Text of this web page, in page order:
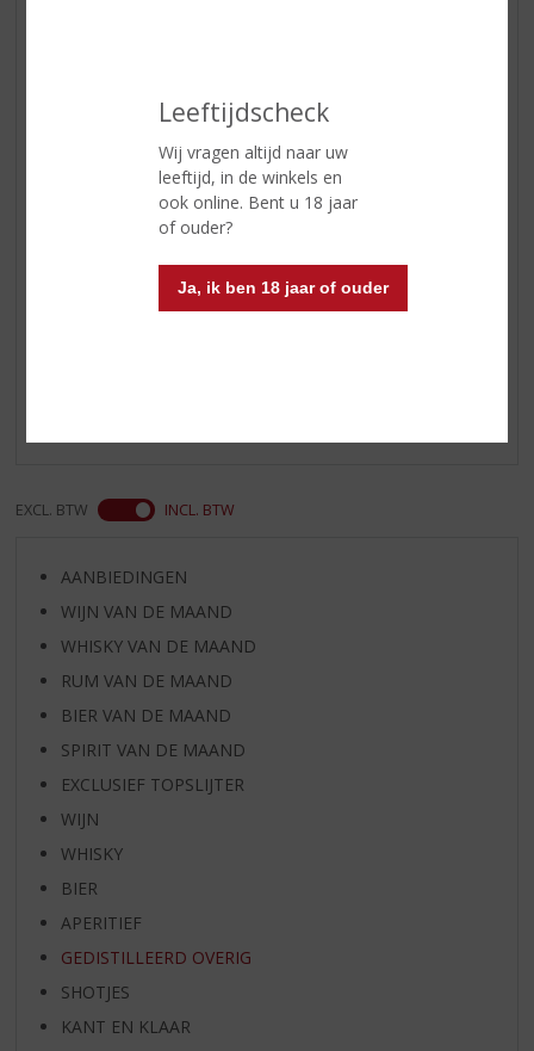
Leeftijdscheck
Wij vragen altijd naar uw
leeftijd, in de winkels en
ook online. Bent u 18 jaar
of ouder?
Ja, ik ben 18 jaar of ouder
koude KETEL 1 jenever houdt de
valt daarom minder te ruiken.
Maar in de mond geeft koude
KETEL 1 jenever een kleine
smaakexplosie.
EXCL. BTW INCL. BTW
AANBIEDINGEN
WIJN VAN DE MAAND
WHISKY VAN DE MAAND
RUM VAN DE MAAND
BIER VAN DE MAAND
SPIRIT VAN DE MAAND
EXCLUSIEF TOPSLIJTER
WIJN
WHISKY
BIER
APERITIEF
GEDISTILLEERD OVERIG
SHOTJES
KANT EN KLAAR